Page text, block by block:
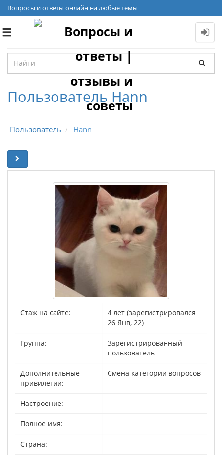
Вопросы и ответы онлайн на любые темы
Toggle
Пользователь Hann
Пользователь Hann
Стаж на сайте:
4 лет (зарегистрировался
26 Янв, 22)
Группа:
Зарегистрированный
пользователь
Дополнительные
привилегии:
Смена категории вопросов
Настроение:
Полное имя:
Страна: